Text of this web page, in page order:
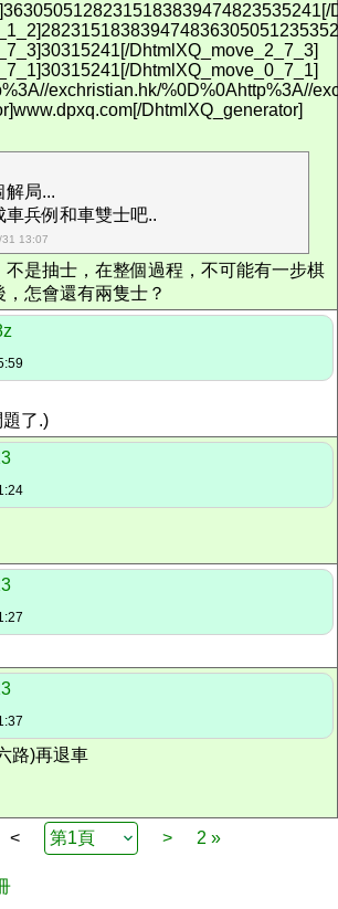
DhtmlXQ_move_2_7_3]
DhtmlXQ_move_0_7_1]
exchristian.hk/%0D%0Ahttp%3A//
DhtmlXQ_generator]
解局...
兵例和車雙士吧..
13:07
不是抽士，在整個過程，不可能有一步棋
怎會還有兩隻士？
了.)
路)再退車
< > 2 »